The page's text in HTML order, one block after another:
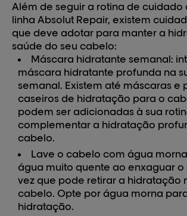
Além de seguir a rotina de cuidado
linha Absolut Repair, existem
que deve adotar para manter a
saúde do seu cabelo:
Máscara hidratante semanal:
máscara hidratante profunda na
semanal. Existem até máscaras e
caseiros de hidratação para o
podem ser adicionadas à sua
complementar a hidratação
cabelo.
Lave o cabelo com água
água muito quente ao enxaguar
vez que pode retirar a hidratação
cabelo. Opte por água morna
hidratação.